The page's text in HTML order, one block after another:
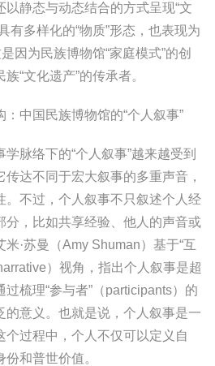
静态与动态结合的方式呈现“文
有多样化的“物质”形态，也表现为
因为民族博物馆“家庭模式”的创
“文化遗产”的传承者。
中国民族博物馆的“个人叙事”
络下的“个人叙事”越来越受到
达不同于宏大叙事的多重声音，
。不过，个人叙事不只叙述个人经
分，比如共享经验、他人的声音或
·苏曼（Amy Shuman）基于“互
）视角，指出个人叙事是超
梳理“参与者”（participants）的
的意义。也就是说，个人叙事是一
个过程中，个人不仅可以定义自
和普世价值。